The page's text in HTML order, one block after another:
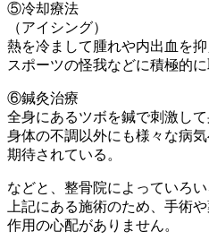
⑤冷却療法
（アイシング）
熱を冷まして腫れや内出血を抑
スポーツの怪我などに積極的
⑥鍼灸治療
全身にあるツボを鍼で刺激して
身体の不調以外にも様々な病
期待されている。
などと、整骨院によっていろい
上記にある施術のため、手術
作用の心配がありません。